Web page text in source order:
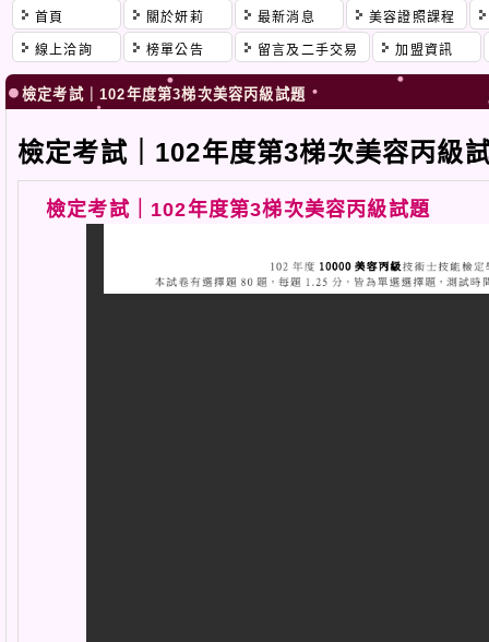
首頁 關於妍莉 最新消息 美容證照課程
線上洽詢 榜單公告 留言及二手交易 加盟資訊
檢定考試｜102年度第3梯次美容丙級試題
檢定考試｜102年度第3梯次美容丙級
檢定考試｜102年度第3梯次美容丙級試題